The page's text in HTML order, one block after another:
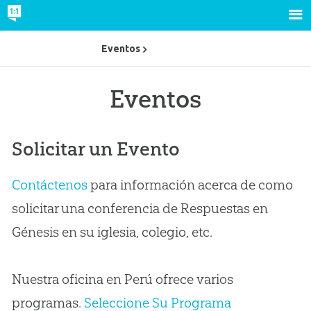
Eventos
Solicitar un Evento
Contáctenospara información acerca de como
solicitar una conferencia de Respuestas en
Génesis en su iglesia, colegio, etc.
Nuestra oficina en Perú ofrece varios
programas. Seleccione Su Programa
Eventos